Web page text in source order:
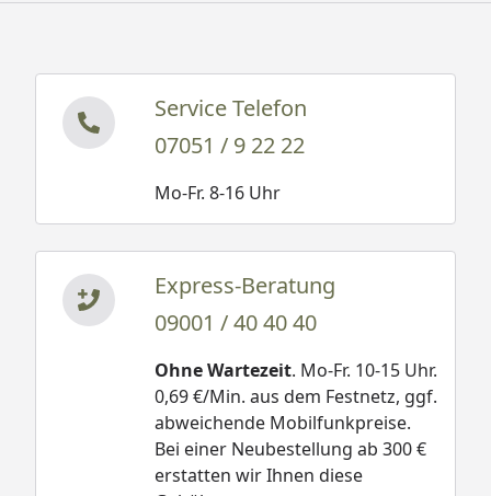
Service Telefon
07051 / 9 22 22
Mo-Fr. 8-16 Uhr
Express-Beratung
09001 / 40 40 40
Ohne Wartezeit. Mo-Fr. 10-15 Uhr.
0,69 €/Min. aus dem Festnetz, ggf.
abweichende Mobilfunkpreise.
Bei einer Neubestellung ab 300 €
erstatten wir Ihnen diese